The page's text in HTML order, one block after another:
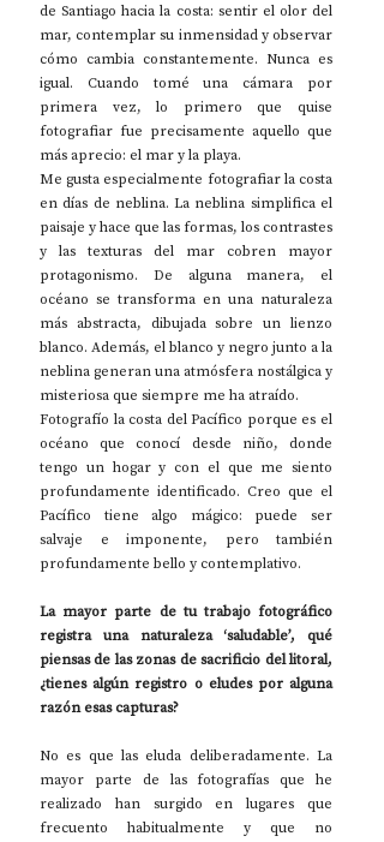
de Santiago hacia la costa: sentir el olor del
mar, contemplar su inmensidad y observar
cómo cambia constantemente. Nunca es
igual. Cuando tomé una cámara por
primera vez, lo primero que quise
fotografiar fue precisamente aquello que
más aprecio: el mar y la playa.
Me gusta especialmente fotografiar la costa
en días de neblina. La neblina simplifica el
paisaje y hace que las formas, los contrastes
y las texturas del mar cobren mayor
protagonismo. De alguna manera, el
océano se transforma en una naturaleza
más abstracta, dibujada sobre un lienzo
blanco. Además, el blanco y negro junto a la
neblina generan una atmósfera nostálgica y
misteriosa que siempre me ha atraído.
Fotografío la costa del Pacífico porque es el
océano que conocí desde niño, donde
tengo un hogar y con el que me siento
profundamente identificado. Creo que el
Pacífico tiene algo mágico: puede ser
salvaje e imponente, pero también
profundamente bello y contemplativo.
La mayor parte de tu trabajo fotográfico
registra una naturaleza ‘saludable’, qué
piensas de las zonas de sacrificio del litoral,
¿tienes algún registro o eludes por alguna
razón esas capturas?
No es que las eluda deliberadamente. La
mayor parte de las fotografías que he
realizado han surgido en lugares que
frecuento habitualmente y que no